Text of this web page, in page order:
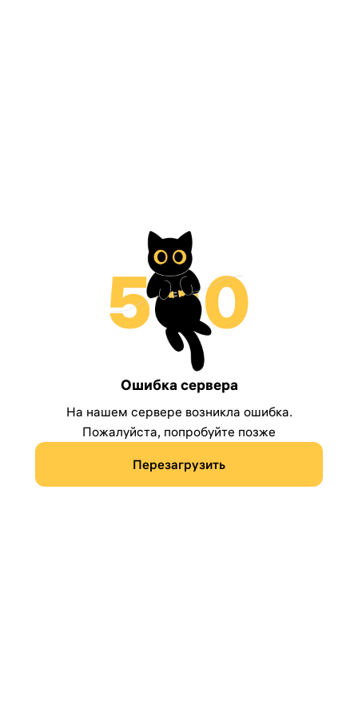
Ошибка сервера
На нашем сервере возникла ошибка.
Пожалуйста, попробуйте позже
Перезагрузить